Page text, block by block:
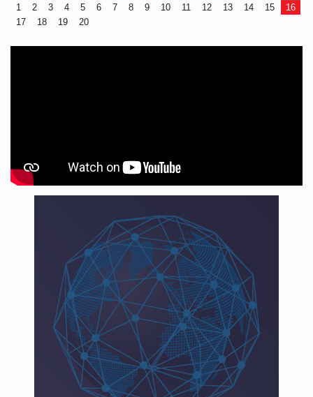
1 2 3 4 5 6 7 8 9 10 11 12 13 14 15
16
17
18 19 20